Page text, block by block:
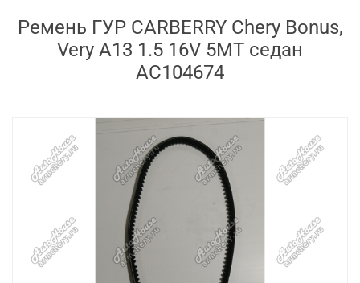
Ремень ГУР CARBERRY Chery Bonus,
Very A13 1.5 16V 5MT седан
AC104674